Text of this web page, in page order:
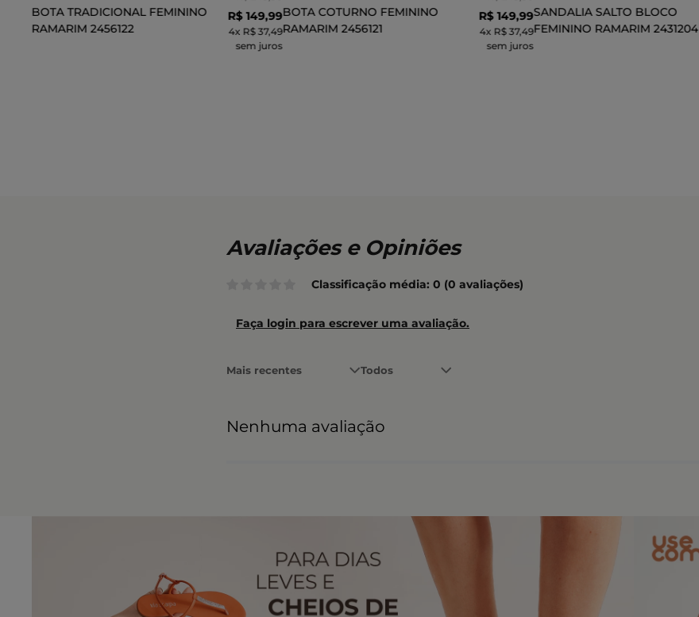
BOTA TRADICIONAL FEMININO
RAMARIM 2456122
R$ 149,99
4x R$ 37,49
sem juros
BOTA COTURNO FEMININO
RAMARIM 2456121
R$ 149,99
4x R$ 37,49
sem juros
SANDALIA SALTO BLOCO
FEMININO RAMARIM 2431204
Classificação média: 0 (0 avaliações)
Faça login para escrever uma avaliação.
Mais recentes Todos
Nenhuma avaliação